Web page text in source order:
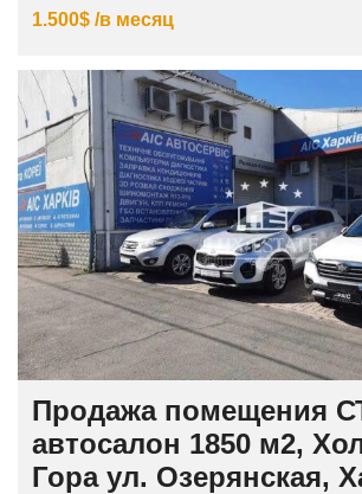
1.500$ /в месяц
Продажа помещения
автосалон 1850 м2,
Гора ул. Озерянская,